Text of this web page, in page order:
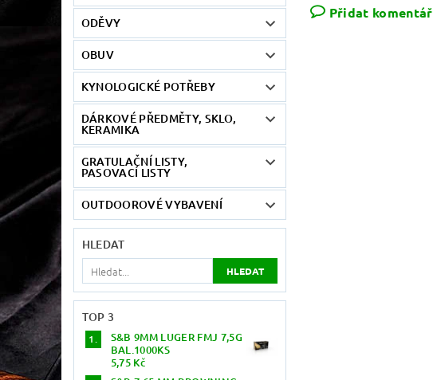
ODĚVY
OBUV
KYNOLOGICKÉ POTŘEBY
DÁRKOVÉ PŘEDMĚTY, SKLO,
KERAMIKA
GRATULAČNÍ LISTY,
PASOVACÍ LISTY
OUTDOOROVÉ VYBAVENÍ
HLEDAT
TOP 3
S&B 9MM LUGER FMJ 7,5G
BAL.1000KS
5,75 Kč
Přidat komentář